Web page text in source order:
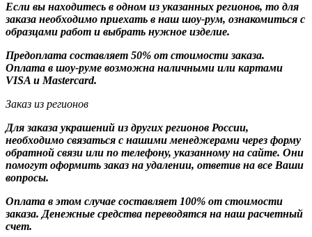
Если вы находитесь в одном из указанных регионов, то для
заказа необходимо приехать в наш шоу-рум, ознакомиться с
образцами работ и выбрать нужное изделие.
Предоплата составляет 50% от стоимости заказа.
Оплата в шоу-руме возможна наличными или картами
VISA и Mastercard.
Заказ из регионов
Для заказа украшений из других регионов России,
необходимо связаться с нашими менеджерами через форму
обратной связи или по телефону, указанному на сайте. Они
помогут оформить заказ на удалении, ответив на все Ваши
вопросы.
Оплата в этом случае составляет 100% от стоимости
заказа. Денежные средства переводятся на наш расчетный
счет.